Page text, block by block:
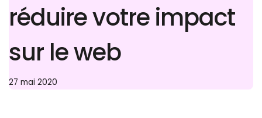
réduire votre impact
sur le web
27 mai 2020